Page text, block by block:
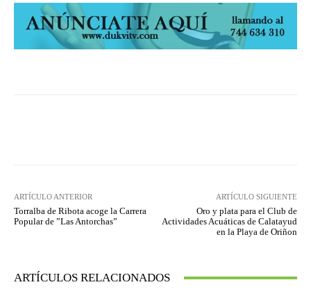
ARTÍCULO ANTERIOR
Torralba de Ribota acoge la Carrera
Popular de ”Las Antorchas”
ARTÍCULO SIGUIENTE
Oro y plata para el Club de
Actividades Acuáticas de Calatayud
en la Playa de Oriñon
ARTÍCULOS RELACIONADOS